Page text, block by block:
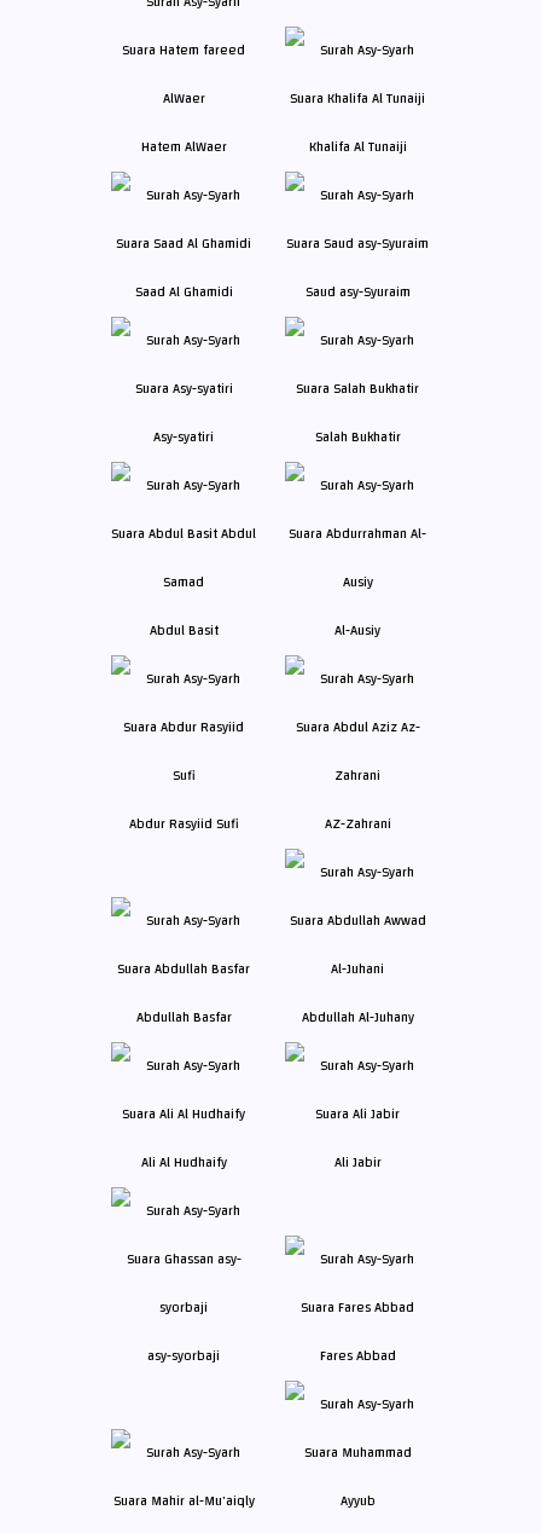
Hatem AlWaer Khalifa Al Tunaiji
Saad Al Ghamidi Saud asy-Syuraim
Asy-syatiri Salah Bukhatir
Abdul Basit Al-Ausiy
Abdur Rasyiid Sufi AZ-Zahrani
Abdullah Basfar Abdullah Al-Juhany
Ali Al Hudhaify Ali Jabir
asy-syorbaji Fares Abbad